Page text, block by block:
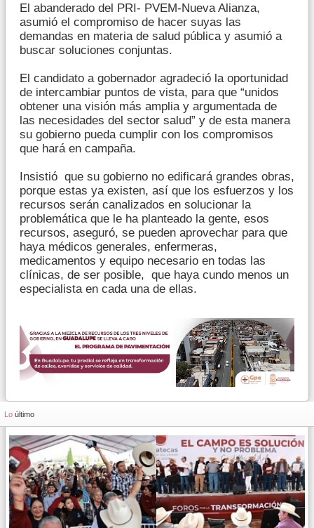
El abanderado del PRI- PVEM-Nueva Alianza,
asumió el compromiso de hacer suyas las
demandas en materia de salud pública y asumió a
buscar soluciones conjuntas.
El candidato a gobernador agradeció la oportunidad
de intercambiar puntos de vista, para que “unidos
obtener una visión más amplia y argumentada de
las necesidades del sector salud” y de esta manera
su gobierno pueda cumplir con los compromisos
que hará en campaña.
Insistió que su gobierno no edificará grandes obras,
porque estas ya existen, así que los esfuerzos y los
recursos serán canalizados en solucionar la
problemática que le ha planteado la gente, esos
recursos, aseguró, se pueden aprovechar para que
haya médicos generales, enfermeras,
medicamentos y equipo necesario en todas las
clínicas, de ser posible, que haya cundo menos un
especialista en cada una de ellas.
Lo último